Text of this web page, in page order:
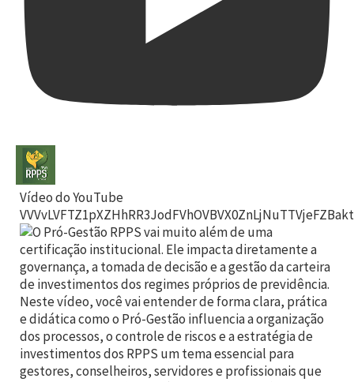
Vídeo do YouTube